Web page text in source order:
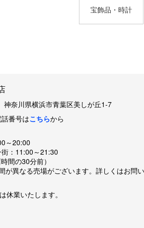
宝飾品・時計
奈川県横浜市青葉区美しが丘1-7
番号はこちらから
～20:00
： 11:00～21:30
間の30分前）
が異なる売場がございます。詳しくはお問い
は休業いたします。